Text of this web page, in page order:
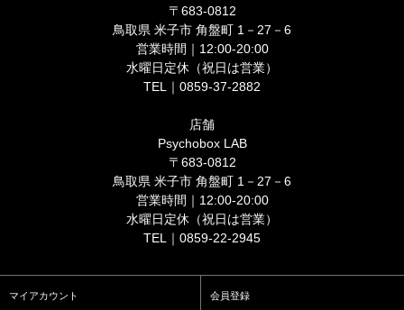
〒683-0812
鳥取県 米子市 角盤町 1－27－6
営業時間｜12:00-20:00
水曜日定休（祝日は営業）
TEL｜0859-37-2882
店舗
Psychobox LAB
〒683-0812
鳥取県 米子市 角盤町 1－27－6
営業時間｜12:00-20:00
水曜日定休（祝日は営業）
TEL｜0859-22-2945
マイアカウント 会員登録